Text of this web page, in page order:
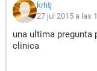
krhtj
27 jul 2015 a las
una ultima pregunta
clinica